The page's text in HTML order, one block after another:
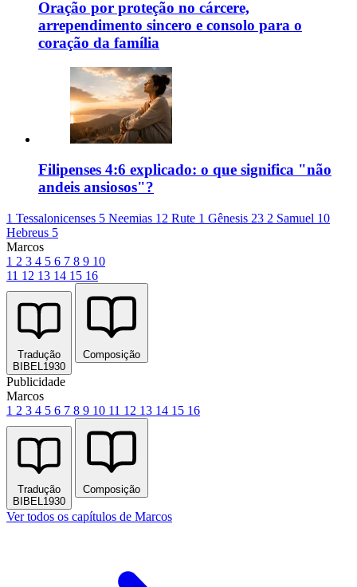
Oração por proteção no cárcere,
arrependimento sincero e consolo para o
coração da família
Filipenses 4:6 explicado: o que significa "não
andeis ansiosos"?
1 Tessalonicenses 5 Neemias 12 Rute 1 Gênesis 23 2 Samuel 10
Hebreus 5
Marcos
1 2 3 4 5 6 7 8 9 10
11 12 13 14 15 16
Tradução
BIBEL1930
Composição
Publicidade
Marcos
1 2 3 4 5 6 7 8 9 10 11 12 13 14 15 16
Tradução
BIBEL1930
Composição
Ver todos os capítulos de Marcos